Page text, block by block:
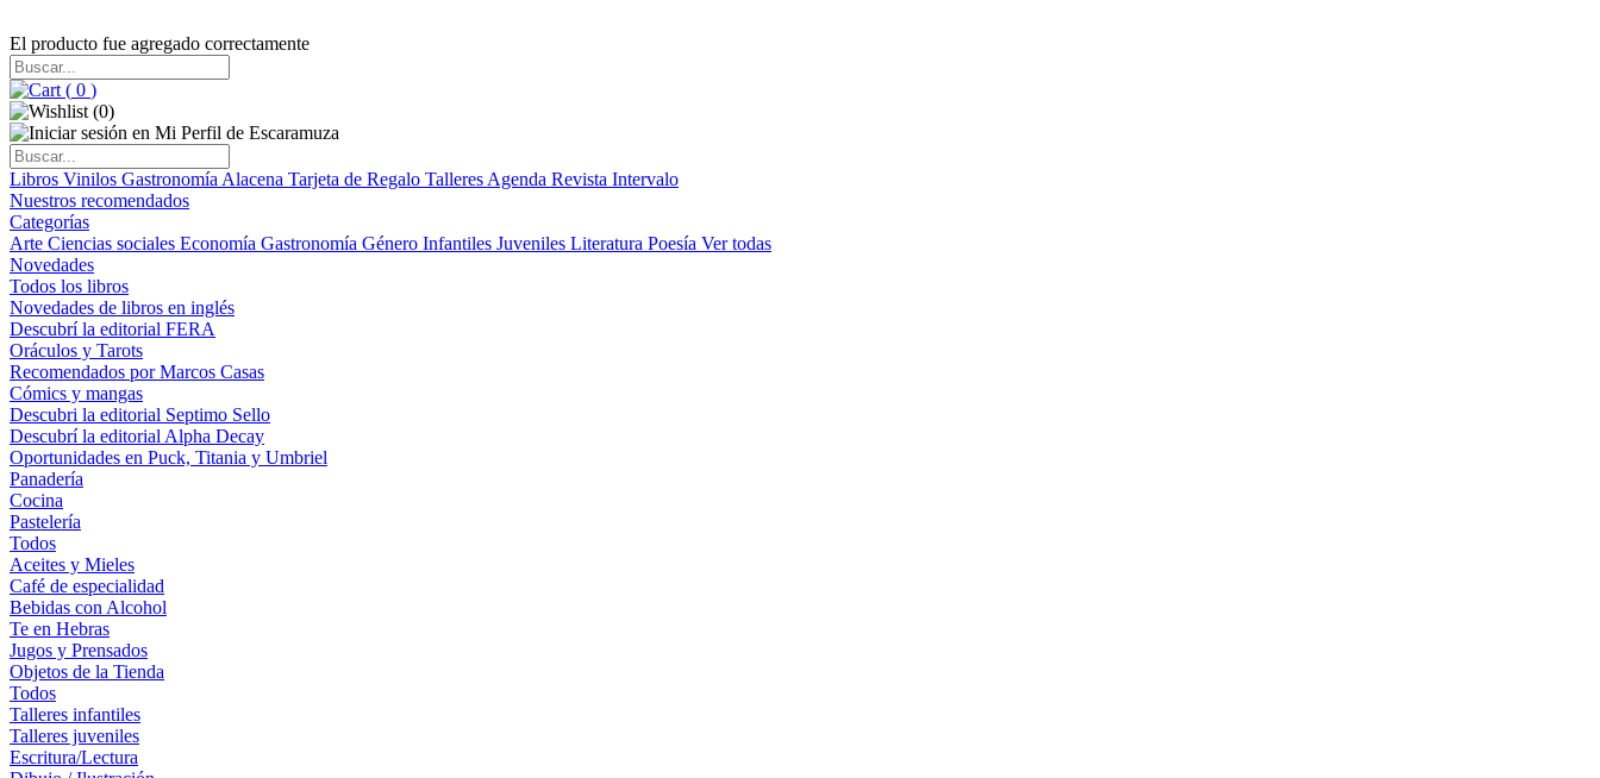
El producto fue agregado correctamente
( 0 )
(0)
Libros Vinilos Gastronomía Alacena Tarjeta de Regalo Talleres Agenda Revista Intervalo
Nuestros recomendados
Categorías
Arte Ciencias sociales Economía Gastronomía Género Infantiles Juveniles Literatura Poesía Ver todas
Novedades
Todos los libros
Novedades de libros en inglés
Descubrí la editorial FERA
Oráculos y Tarots
Recomendados por Marcos Casas
Cómics y mangas
Descubri la editorial Septimo Sello
Descubrí la editorial Alpha Decay
Oportunidades en Puck, Titania y Umbriel
Panadería
Cocina
Pastelería
Todos
Aceites y Mieles
Café de especialidad
Bebidas con Alcohol
Te en Hebras
Jugos y Prensados
Objetos de la Tienda
Todos
Talleres infantiles
Talleres juveniles
Escritura/Lectura